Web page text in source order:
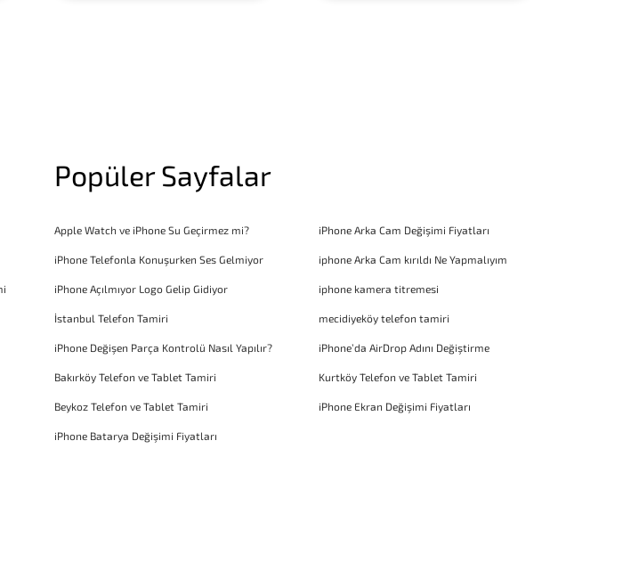
Popüler Sayfalar
Apple Watch ve iPhone Su Geçirmez mi? iPhone Arka Cam Değişimi Fiyatları
iPhone Telefonla Konuşurken Ses Gelmiyor iphone Arka Cam kırıldı Ne Yapmalıyım
iPhone Açılmıyor Logo Gelip Gidiyor iphone kamera titremesi
İstanbul Telefon Tamiri mecidiyeköy telefon tamiri
iPhone Değişen Parça Kontrolü Nasıl Yapılır? iPhone’da AirDrop Adını Değiştirme
Bakırköy Telefon ve Tablet Tamiri Kurtköy Telefon ve Tablet Tamiri
Beykoz Telefon ve Tablet Tamiri iPhone Ekran Değişimi Fiyatları
iPhone Batarya Değişimi Fiyatları